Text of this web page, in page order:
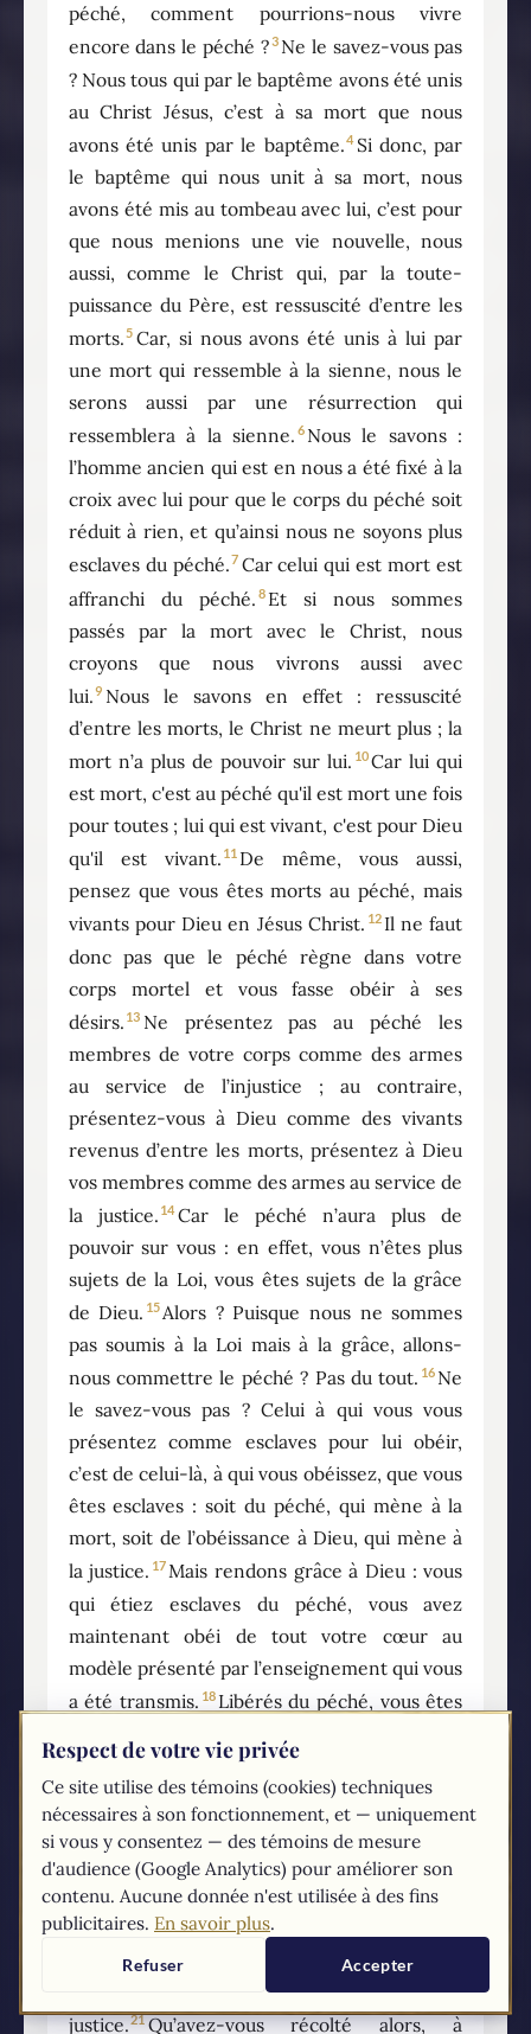
péché, comment pourrions-nous vivre
encore dans le péché ?3 Ne le savez-vous pas
? Nous tous qui par le baptême avons été unis
au Christ Jésus, c’est à sa mort que nous
avons été unis par le baptême.4 Si donc, par
le baptême qui nous unit à sa mort, nous
avons été mis au tombeau avec lui, c’est pour
que nous menions une vie nouvelle, nous
aussi, comme le Christ qui, par la toute-
puissance du Père, est ressuscité d’entre les
morts.5 Car, si nous avons été unis à lui par
une mort qui ressemble à la sienne, nous le
serons aussi par une résurrection qui
ressemblera à la sienne. 6 Nous le savons :
l’homme ancien qui est en nous a été fixé à la
croix avec lui pour que le corps du péché soit
réduit à rien, et qu’ainsi nous ne soyons plus
esclaves du péché.7 Car celui qui est mort est
affranchi du péché. 8 Et si nous sommes
passés par la mort avec le Christ, nous
croyons que nous vivrons aussi avec
lui.9 Nous le savons en effet : ressuscité
d’entre les morts, le Christ ne meurt plus ; la
mort n’a plus de pouvoir sur lui. 10Car lui qui
est mort, c'est au péché qu'il est mort une fois
pour toutes ; lui qui est vivant, c'est pour Dieu
qu'il est vivant. 11 De même, vous aussi,
pensez que vous êtes morts au péché, mais
vivants pour Dieu en Jésus Christ. 12 Il ne faut
donc pas que le péché règne dans votre
corps mortel et vous fasse obéir à ses
désirs. 13 Ne présentez pas au péché les
membres de votre corps comme des armes
au service de l’injustice ; au contraire,
présentez-vous à Dieu comme des vivants
revenus d’entre les morts, présentez à Dieu
vos membres comme des armes au service de
la justice. 14Car le péché n’aura plus de
pouvoir sur vous : en effet, vous n’êtes plus
sujets de la Loi, vous êtes sujets de la grâce
de Dieu. 15Alors ? Puisque nous ne sommes
pas soumis à la Loi mais à la grâce, allons-
nous commettre le péché ? Pas du tout. 16 Ne
le savez-vous pas ? Celui à qui vous vous
présentez comme esclaves pour lui obéir,
c’est de celui-là, à qui vous obéissez, que vous
êtes esclaves : soit du péché, qui mène à la
mort, soit de l’obéissance à Dieu, qui mène à
la justice. 17Mais rendons grâce à Dieu : vous
qui étiez esclaves du péché, vous avez
maintenant obéi de tout votre cœur au
modèle présenté par l’enseignement qui vous
a été transmis. 18 Libérés du péché, vous êtes
devenus esclaves de la justice.
langage humain, adapté à votre faiblesse.
Vous aviez mis les membres de votre corps au
service de l’impureté et du désordre, ce qui
mène au désordre ; de la même manière,
mettez-les à présent au service de la justice,
ce qui mène à la sainteté.
esclaves du péché, vous étiez libres par
rapport aux exigences de la
justice.21Qu’avez-vous récolté alors, à
Respect de votre vie privée
Ce site utilise des témoins (cookies) techniques
nécessaires à son fonctionnement, et — uniquement
si vous y consentez — des témoins de mesure
d'audience (Google Analytics) pour améliorer son
contenu. Aucune donnée n'est utilisée à des fins
publicitaires. En savoir plus.
Refuser Accepter